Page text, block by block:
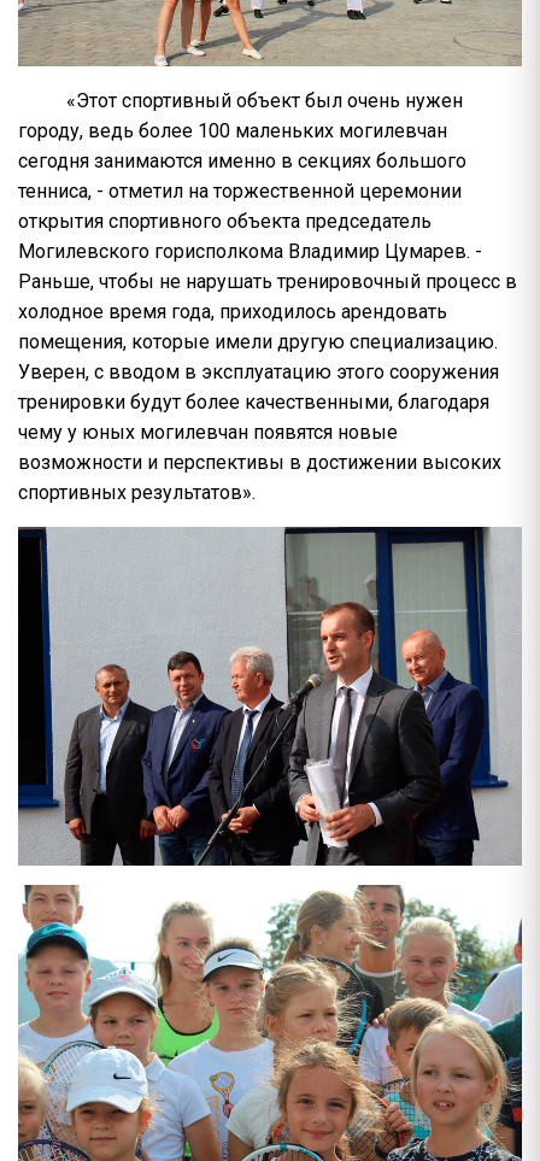
«Этот спортивный объект был очень нужен
городу, ведь более 100 маленьких могилевчан
сегодня занимаются именно в секциях большого
тенниса, - отметил на торжественной церемонии
открытия спортивного объекта председатель
Могилевского горисполкома Владимир Цумарев. -
Раньше, чтобы не нарушать тренировочный процесс в
холодное время года, приходилось арендовать
помещения, которые имели другую специализацию.
Уверен, с вводом в эксплуатацию этого сооружения
тренировки будут более качественными, благодаря
чему у юных могилевчан появятся новые
возможности и перспективы в достижении высоких
спортивных результатов».